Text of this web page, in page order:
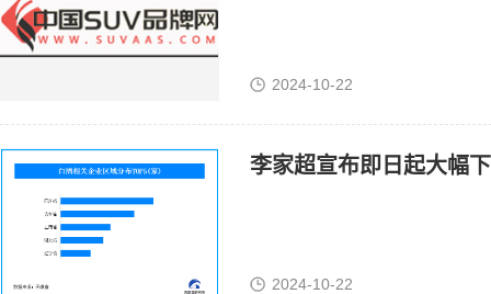
2024-10-22
李家超宣布即日起大幅
2024-10-22